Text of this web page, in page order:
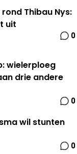
Thibau Nys:
uit
0
wielerploeg
drie andere
0
wil stunten
0